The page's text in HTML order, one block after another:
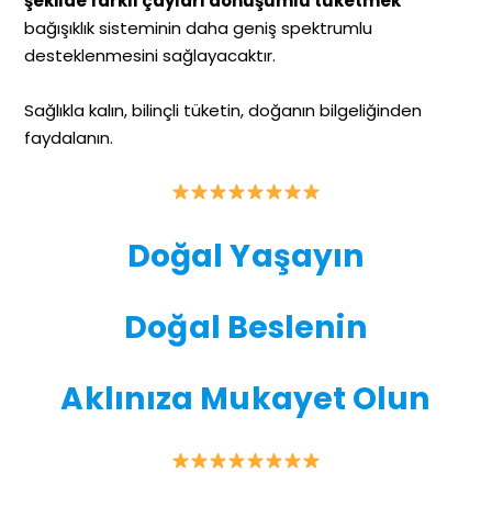
bağışıklık sisteminin daha geniş spektrumlu
desteklenmesini sağlayacaktır.
Sağlıkla kalın, bilinçli tüketin, doğanın bilgeliğinden
faydalanın.
Doğal Yaşayın
Doğal Beslenin
Aklınıza Mukayet Olun